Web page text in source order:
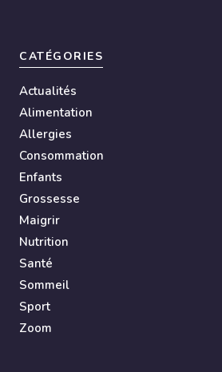
CATÉGORIES
Actualités
Alimentation
Allergies
Consommation
Enfants
Grossesse
Maigrir
Nutrition
Santé
Sommeil
Sport
Zoom